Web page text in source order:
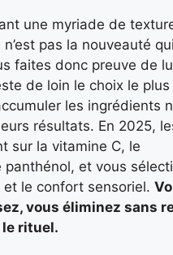
une myriade de
pas la nouveauté
faites donc preuve de
de loin le choix le plus
les ingrédients
résultats. En 2025,
sur la vitamine C, le
panthénol, et vous
et le confort sensoriel.
vous éliminez sans
rituel.